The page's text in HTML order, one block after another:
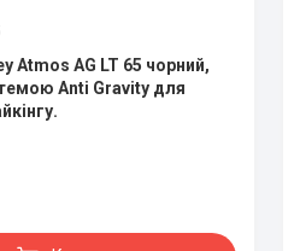
Atmos AG LT 65 чорний,
Anti Gravity для